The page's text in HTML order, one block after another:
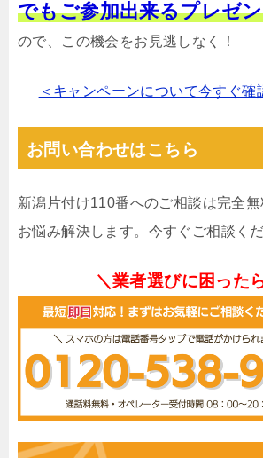
でもご参加出来るプレゼ
ので、この機会をお見逃しなく！
＜キャンペーンについて今すぐ確
お問い合わせはこちら
新潟片付け110番へのご相談は完全
お悩み解決します。今すぐご相談くだ
＼業者選びに困った